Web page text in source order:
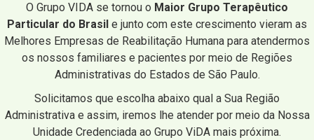
O Grupo VIDA se tornou o Maior Grupo Terapêutico
Particular do Brasil e junto com este crescimento vieram as
Melhores Empresas de Reabilitação Humana para atendermos
os nossos familiares e pacientes por meio de Regiões
Administrativas do Estados de São Paulo.
Solicitamos que escolha abaixo qual a Sua Região
Administrativa e assim, iremos lhe atender por meio da Nossa
Unidade Credenciada ao Grupo ViDA mais próxima.